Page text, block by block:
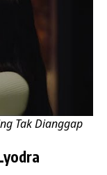
Tak Dianggap